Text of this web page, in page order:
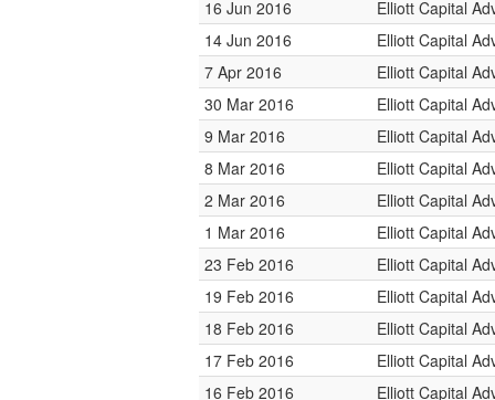
16 Jun 2016
Elliott Capital
14 Jun 2016
Elliott Capital
7 Apr 2016
Elliott Capital
30 Mar 2016
Elliott Capital
9 Mar 2016
Elliott Capital
8 Mar 2016
Elliott Capital
2 Mar 2016
Elliott Capital
1 Mar 2016
Elliott Capital
23 Feb 2016
Elliott Capital
19 Feb 2016
Elliott Capital
18 Feb 2016
Elliott Capital
17 Feb 2016
Elliott Capital
16 Feb 2016
Elliott Capital